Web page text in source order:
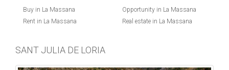
Buy in La Massana
Rent in La Massana
Opportunity in La Massana
Real estate in La Massana
SANT JULIA DE LORIA